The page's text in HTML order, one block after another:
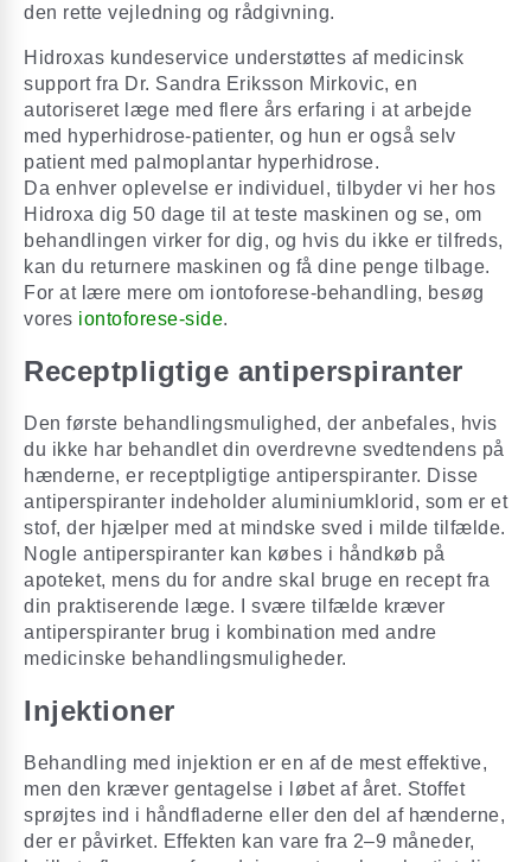
den rette vejledning og rådgivning.
Hidroxas kundeservice understøttes af medicinsk
support fra Dr. Sandra Eriksson Mirkovic, en
autoriseret læge med flere års erfaring i at arbejde
med hyperhidrose-patienter, og hun er også selv
patient med palmoplantar hyperhidrose.
Da enhver oplevelse er individuel, tilbyder vi her hos
Hidroxa dig 50 dage til at teste maskinen og se, om
behandlingen virker for dig, og hvis du ikke er tilfreds,
kan du returnere maskinen og få dine penge tilbage.
For at lære mere om iontoforese-behandling, besøg
vores iontoforese-side.
Receptpligtige antiperspiranter
Den første behandlingsmulighed, der anbefales, hvis
du ikke har behandlet din overdrevne svedtendens på
hænderne, er receptpligtige antiperspiranter. Disse
antiperspiranter indeholder aluminiumklorid, som er et
stof, der hjælper med at mindske sved i milde tilfælde.
Nogle antiperspiranter kan købes i håndkøb på
apoteket, mens du for andre skal bruge en recept fra
din praktiserende læge. I svære tilfælde kræver
antiperspiranter brug i kombination med andre
medicinske behandlingsmuligheder.
Injektioner
Behandling med injektion er en af de mest effektive,
men den kræver gentagelse i løbet af året. Stoffet
sprøjtes ind i håndfladerne eller den del af hænderne,
der er påvirket. Effekten kan vare fra 2–9 måneder,